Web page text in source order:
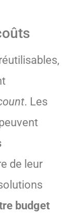
. Les
de leur
budget